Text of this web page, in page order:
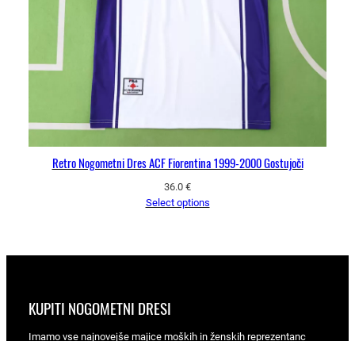
Retro Nogometni Dres ACF Fiorentina 1999-2000 Gostujoči
36.0 €
Select options
KUPITI NOGOMETNI DRESI
Imamo vse najnovejše majice moških in ženskih reprezentanc